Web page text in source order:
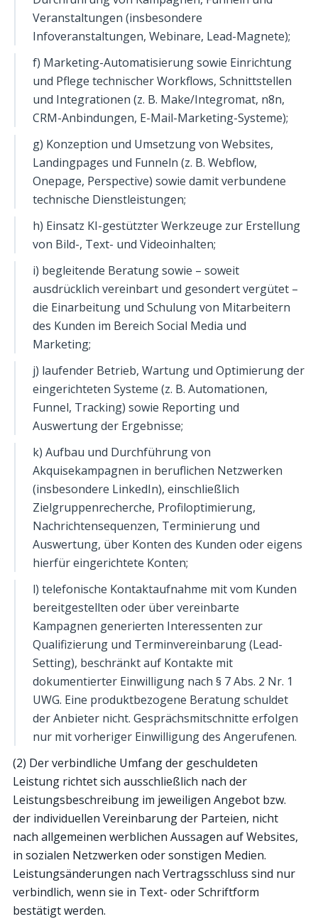
Veranstaltungen (insbesondere
Infoveranstaltungen, Webinare, Lead-Magnete);
f) Marketing-Automatisierung sowie Einrichtung
und Pflege technischer Workflows, Schnittstellen
und Integrationen (z. B. Make/Integromat, n8n,
CRM-Anbindungen, E-Mail-Marketing-Systeme);
g) Konzeption und Umsetzung von Websites,
Landingpages und Funneln (z. B. Webflow,
Onepage, Perspective) sowie damit verbundene
technische Dienstleistungen;
h) Einsatz KI-gestützter Werkzeuge zur Erstellung
von Bild-, Text- und Videoinhalten;
i) begleitende Beratung sowie – soweit
ausdrücklich vereinbart und gesondert vergütet –
die Einarbeitung und Schulung von Mitarbeitern
des Kunden im Bereich Social Media und
Marketing;
j) laufender Betrieb, Wartung und Optimierung der
eingerichteten Systeme (z. B. Automationen,
Funnel, Tracking) sowie Reporting und
Auswertung der Ergebnisse;
k) Aufbau und Durchführung von
Akquisekampagnen in beruflichen Netzwerken
(insbesondere LinkedIn), einschließlich
Zielgruppenrecherche, Profiloptimierung,
Nachrichtensequenzen, Terminierung und
Auswertung, über Konten des Kunden oder eigens
hierfür eingerichtete Konten;
l) telefonische Kontaktaufnahme mit vom Kunden
bereitgestellten oder über vereinbarte
Kampagnen generierten Interessenten zur
Qualifizierung und Terminvereinbarung (Lead-
Setting), beschränkt auf Kontakte mit
dokumentierter Einwilligung nach § 7 Abs. 2 Nr. 1
UWG. Eine produktbezogene Beratung schuldet
der Anbieter nicht. Gesprächsmitschnitte erfolgen
nur mit vorheriger Einwilligung des Angerufenen.
(2) Der verbindliche Umfang der geschuldeten
Leistung richtet sich ausschließlich nach der
Leistungsbeschreibung im jeweiligen Angebot bzw.
der individuellen Vereinbarung der Parteien, nicht
nach allgemeinen werblichen Aussagen auf Websites,
in sozialen Netzwerken oder sonstigen Medien.
Leistungsänderungen nach Vertragsschluss sind nur
verbindlich, wenn sie in Text- oder Schriftform
bestätigt werden.